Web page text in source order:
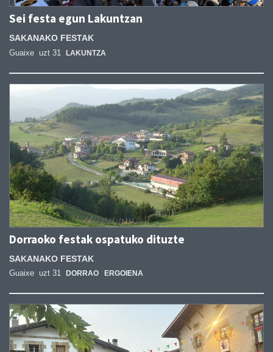
Sei festa egun Lakuntzan
SAKANAKO FESTAK
Guaixe uzt 31 LAKUNTZA
Dorraoko festak ospatuko dituzte
SAKANAKO FESTAK
Guaixe uzt 31 DORRAO ERGOIENA